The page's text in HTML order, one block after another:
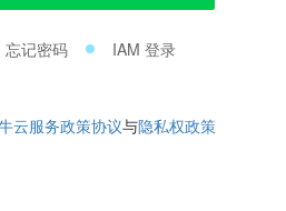
忘记密码 IAM 登录
云服务政策协议与隐私权政策